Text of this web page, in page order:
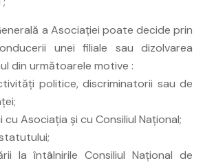
a Asociaţiei poate decide prin
unei filiale sau dizolvarea
din următoarele motive :
politice, discriminatorii sau de
Asociaţia şi cu Consiliul Naţional;
la întâlnirile Consiliul Naţional de